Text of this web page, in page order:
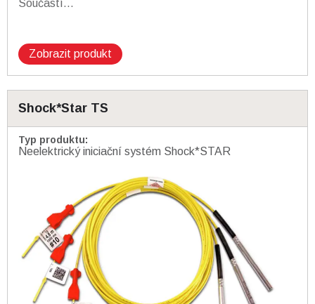
Součástí...
Zobrazit produkt
Shock*Star TS
Typ produktu:
Neelektrický iniciační systém Shock*STAR